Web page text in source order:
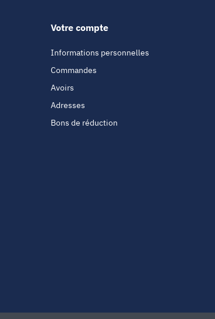
Votre compte
Informations personnelles
Commandes
Avoirs
Adresses
Bons de réduction